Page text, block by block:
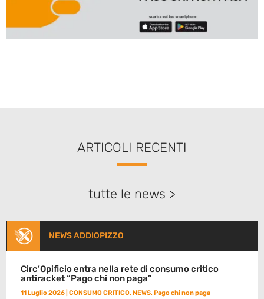
ARTICOLI RECENTI
tutte le news >
NEWS ADDIOPIZZO
Circ’Opificio entra nella rete di consumo critico
antiracket “Pago chi non paga”
11 Luglio 2026 |CONSUMO CRITICO,NEWS,Pago chi non paga